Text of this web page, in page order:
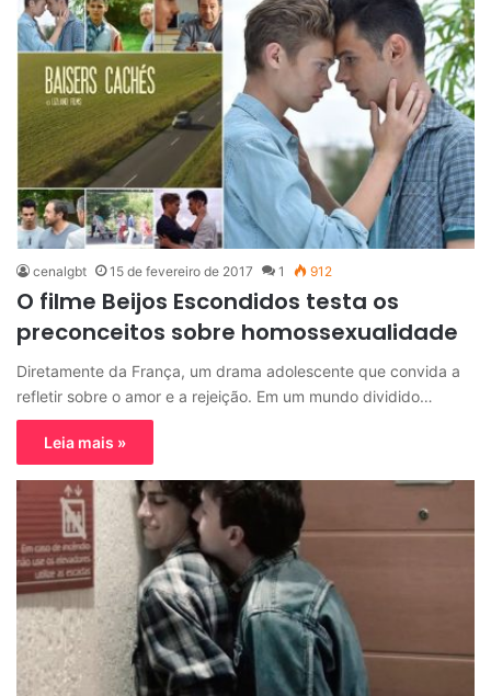
cenalgbt 15 de fevereiro de 2017 1 912
O filme Beijos Escondidos testa os
preconceitos sobre homossexualidade
Diretamente da França, um drama adolescente que convida a
refletir sobre o amor e a rejeição. Em um mundo dividido…
Leia mais »